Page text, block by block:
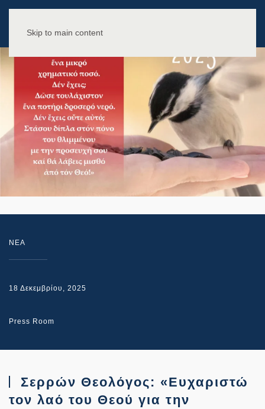
Skip to main content
NEA
18 Δεκεμβρίου, 2025
Press Room
Σερρών Θεολόγος: «Ευχαριστώ
τον λαό του Θεού για την